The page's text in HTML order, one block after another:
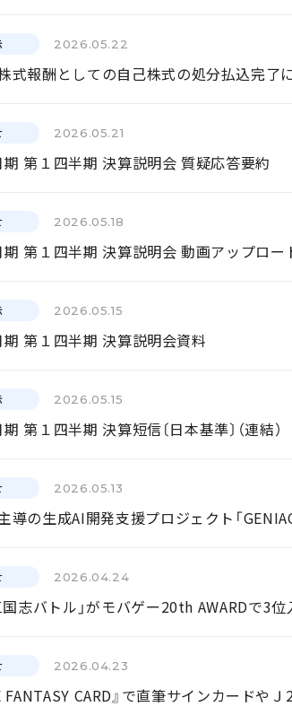
2026.05.22
式報酬としての自己株式の処分払込完了
2026.05.21
第１四半期 決算説明会 質疑応答要約
2026.05.18
第１四半期 決算説明会 動画アップロー
2026.05.15
第１四半期 決算説明会資料
2026.05.15
第１四半期 決算短信〔日本基準〕（連結）
2026.05.13
導の生成AI開発支援プロジェクト「
2026.04.24
国志バトル」がモバゲー20th AWARDで3
2026.04.23
FANTASY CARD』で直筆サインカードや